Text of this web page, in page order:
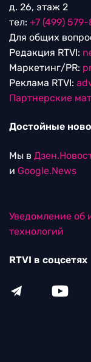
д. 26, этаж 2
тел: +7 (499)
Для общих
Редакция RTVI:
Маркетинг/PR:
Реклама RTVI:
Партнерские
Достойные
Мы в
и Google.News
Уведомление об
технологий
RTVI в соцсетях